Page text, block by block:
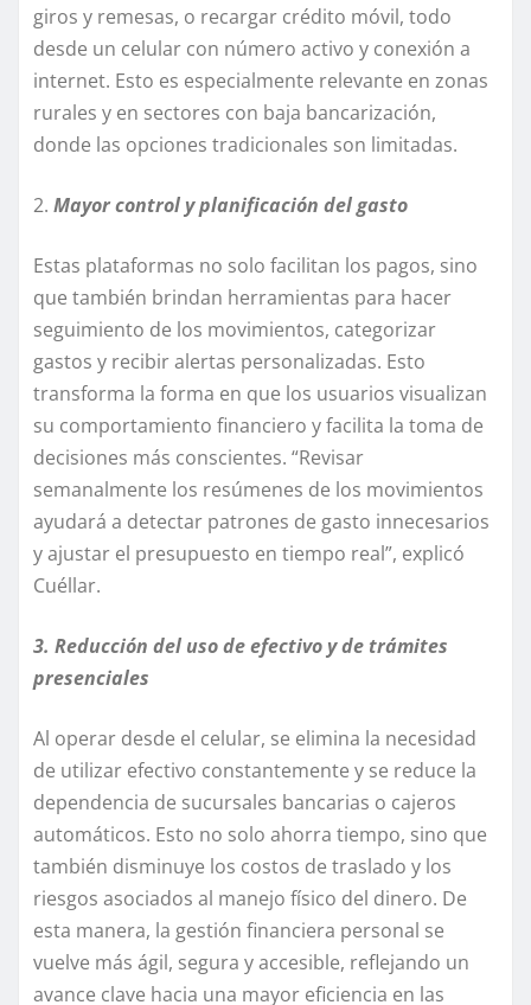
giros y remesas, o recargar crédito móvil, todo
desde un celular con número activo y conexión a
internet. Esto es especialmente relevante en zonas
rurales y en sectores con baja bancarización,
donde las opciones tradicionales son limitadas.
2. Mayor control y planificación del gasto
Estas plataformas no solo facilitan los pagos, sino
que también brindan herramientas para hacer
seguimiento de los movimientos, categorizar
gastos y recibir alertas personalizadas. Esto
transforma la forma en que los usuarios visualizan
su comportamiento financiero y facilita la toma de
decisiones más conscientes. “Revisar
semanalmente los resúmenes de los movimientos
ayudará a detectar patrones de gasto innecesarios
y ajustar el presupuesto en tiempo real”, explicó
Cuéllar.
3. Reducción del uso de efectivo y de trámites
presenciales
Al operar desde el celular, se elimina la necesidad
de utilizar efectivo constantemente y se reduce la
dependencia de sucursales bancarias o cajeros
automáticos. Esto no solo ahorra tiempo, sino que
también disminuye los costos de traslado y los
riesgos asociados al manejo físico del dinero. De
esta manera, la gestión financiera personal se
vuelve más ágil, segura y accesible, reflejando un
avance clave hacia una mayor eficiencia en las